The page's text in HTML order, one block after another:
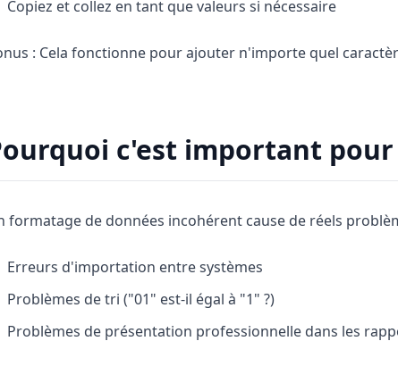
Copiez et collez en tant que valeurs si nécessaire
: Cela fonctionne pour ajouter n'importe quel
c'est important
formatage de données incohérent cause de réels
Erreurs d'importation entre systèmes
Problèmes de tri ("01" est-il égal à "1" ?)
Problèmes de présentation professionnelle dans les